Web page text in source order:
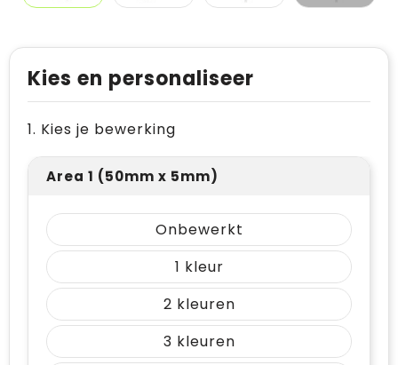
Kies en personaliseer
1. Kies je bewerking
Area 1 (50mm x 5mm)
Onbewerkt
1
2
3